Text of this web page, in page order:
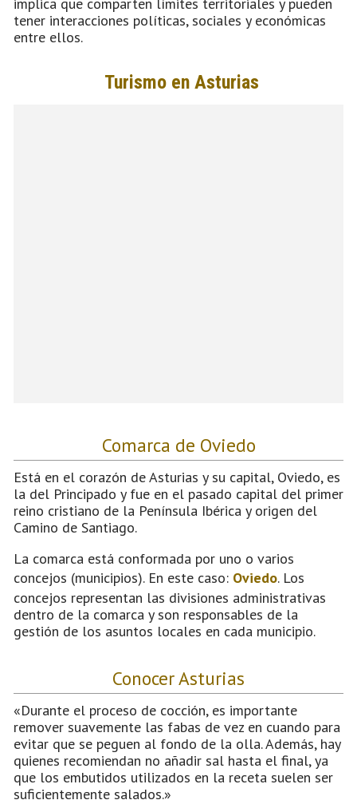
tener interacciones políticas, sociales y económicas
entre ellos.
Comarca de Oviedo
Está en el corazón de Asturias y su capital, Oviedo, es
la del Principado y fue en el pasado capital del primer
reino cristiano de la Península Ibérica y origen del
Camino de Santiago.
La comarca está conformada por uno o varios
concejos (municipios). En este caso: Oviedo. Los
concejos representan las divisiones administrativas
dentro de la comarca y son responsables de la
gestión de los asuntos locales en cada municipio.
Conocer Asturias
«Durante el proceso de cocción, es importante
remover suavemente las fabas de vez en cuando para
evitar que se peguen al fondo de la olla. Además, hay
quienes recomiendan no añadir sal hasta el final, ya
que los embutidos utilizados en la receta suelen ser
suficientemente salados.»